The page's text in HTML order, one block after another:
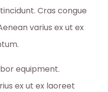
Cras congue
varius ex ut ex
equipment.
ex ut ex laoreet